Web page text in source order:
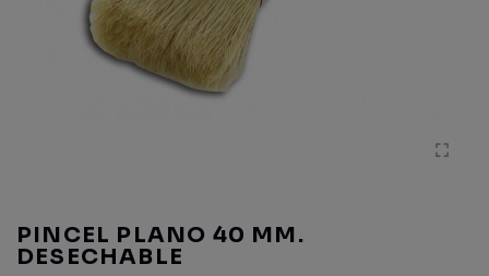
PINCEL PLANO 40 MM.
DESECHABLE